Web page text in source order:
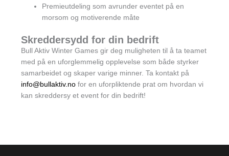
Premieutdeling som avrunder eventet på en
morsom og motiverende måte
Skreddersydd for din bedrift
Bull Aktiv Winter Games gir deg muligheten til å ta teamet
med på en uforglemmelig opplevelse som både styrker
samarbeidet og skaper varige minner. Ta kontakt på
info@bullaktiv.nofor en uforpliktende prat om hvordan vi
kan skreddersy et event for din bedrift!